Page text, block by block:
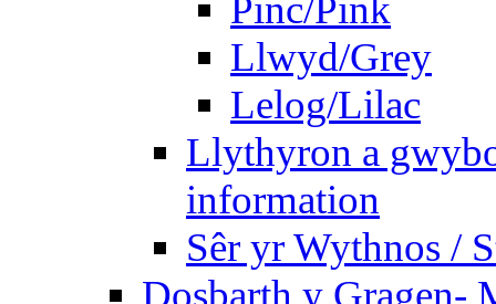
Llwyd/Grey
Lelog/Lilac
Llythyron a
information
Sêr yr Wythnos /
Dosbarth y Gragen-